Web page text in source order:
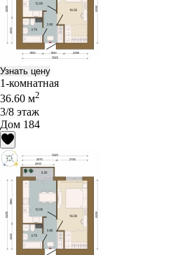
Узнать цену
1-комнатная
36.60 м2
3/8 этаж
Дом 184